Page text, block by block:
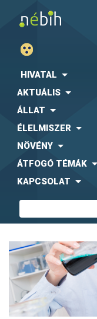
HIVATAL
AKTUÁLIS
ÁLLAT
ÉLELMISZER
NÖVÉNY
ÁTFOGÓ TÉMÁK
KAPCSOLAT